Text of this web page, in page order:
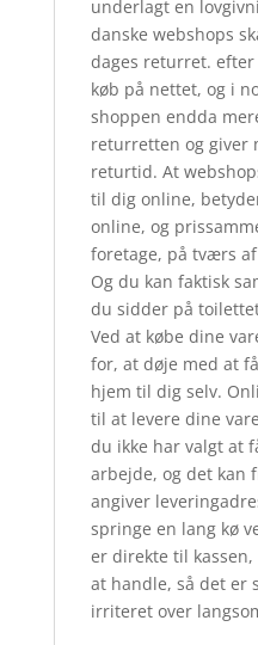
underlagt en
danske webshops
dages returret.
køb på nettet, og i
shoppen endda
returretten og giver
returtid. At
til dig online,
online, og
foretage, på tværs
Og du kan faktisk
du sidder på
Ved at købe dine
for, at døje med at
hjem til dig selv.
til at levere dine
du ikke har valgt at
arbejde, og det kan
angiver
springe en lang kø
er direkte til
at handle, så det er
irriteret over